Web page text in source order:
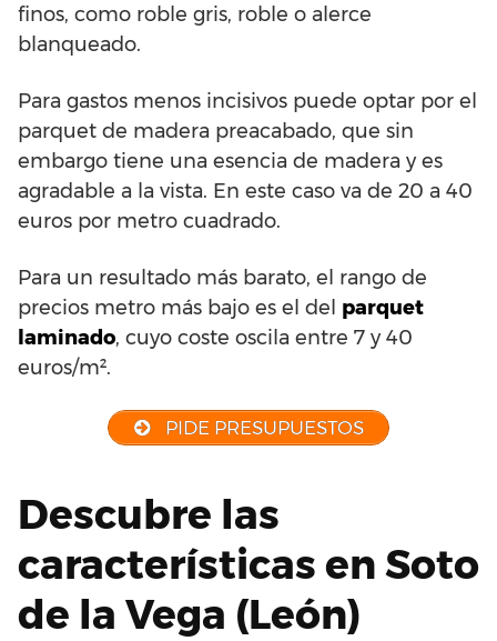
finos, como roble gris, roble o alerce
blanqueado.
Para gastos menos incisivos puede optar por el
parquet de madera preacabado, que sin
embargo tiene una esencia de madera y es
agradable a la vista. En este caso va de 20 a 40
euros por metro cuadrado.
Para un resultado más barato, el rango de
precios metro más bajo es el del parquet
laminado, cuyo coste oscila entre 7 y 40
euros/m².
PIDE PRESUPUESTOS
Descubre las
características en Soto
de la Vega (León)